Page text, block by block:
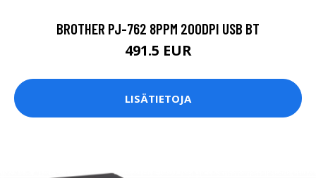
BROTHER PJ-762 8PPM 200DPI USB BT
491.5 EUR
LISÄTIETOJA